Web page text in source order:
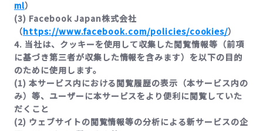
ml）
(3) Facebook Japan株式会社
（https://www.facebook.com/policies/cookies/）
4. 当社は、クッキーを使用して収集した閲覧情報等（前項
に基づき第三者が収集した情報を含みます）を以下の目的
のために使用します。
(1) 本サービス内における閲覧履歴の表示（本サービス内の
み）等、ユーザーに本サービスをより便利に閲覧していた
だくこと
(2) ウェブサイトの閲覧情報等の分析による新サービスの企